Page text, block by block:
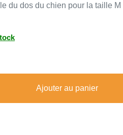
du dos du chien pour la taille M
Ajouter au panier